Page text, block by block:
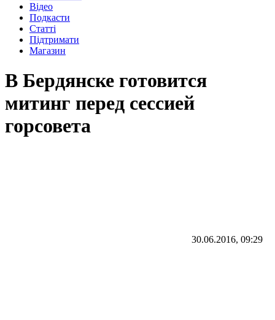
Відео
Подкасти
Статті
Підтримати
Магазин
В Бердянске готовится
митинг перед сессией
горсовета
30.06.2016, 09:29